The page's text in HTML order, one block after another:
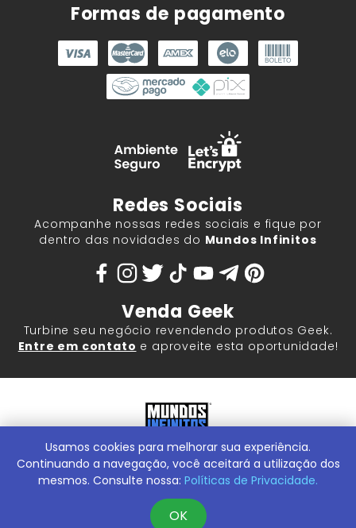
Formas de pagamento
Redes Sociais
Acompanhe nossas redes sociais e fique por
dentro das novidades do Mundos Infinitos
Venda Geek
Turbine seu negócio revendendo produtos Geek.
Entre em contato e aproveite esta oportunidade!
Mundos Infinitos - Publicações e Geek Store |ContentStuff
Publicações e Assinaturas Ltda. CNPJ - 05.859.917/0001-60.
Conheça nossa Loja Física:Rua Machado Bitencourt, 291 -
Usamos cookies para melhorar sua experiência.
Continuando a navegação, você aceitará a utilização dos
mesmos. Consulte nossa: Políticas de Privacidade.
OK